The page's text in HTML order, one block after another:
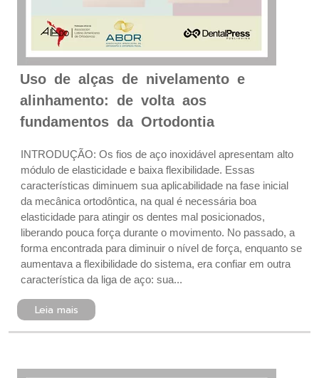
Uso de alças de nivelamento e
alinhamento: de volta aos
fundamentos da Ortodontia
INTRODUÇÃO: Os fios de aço inoxidável apresentam alto
módulo de elasticidade e baixa flexibilidade. Essas
características diminuem sua aplicabilidade na fase inicial
da mecânica ortodôntica, na qual é necessária boa
elasticidade para atingir os dentes mal posicionados,
liberando pouca força durante o movimento. No passado, a
forma encontrada para diminuir o nível de força, enquanto se
aumentava a flexibilidade do sistema, era confiar em outra
característica da liga de aço: sua...
Leia mais